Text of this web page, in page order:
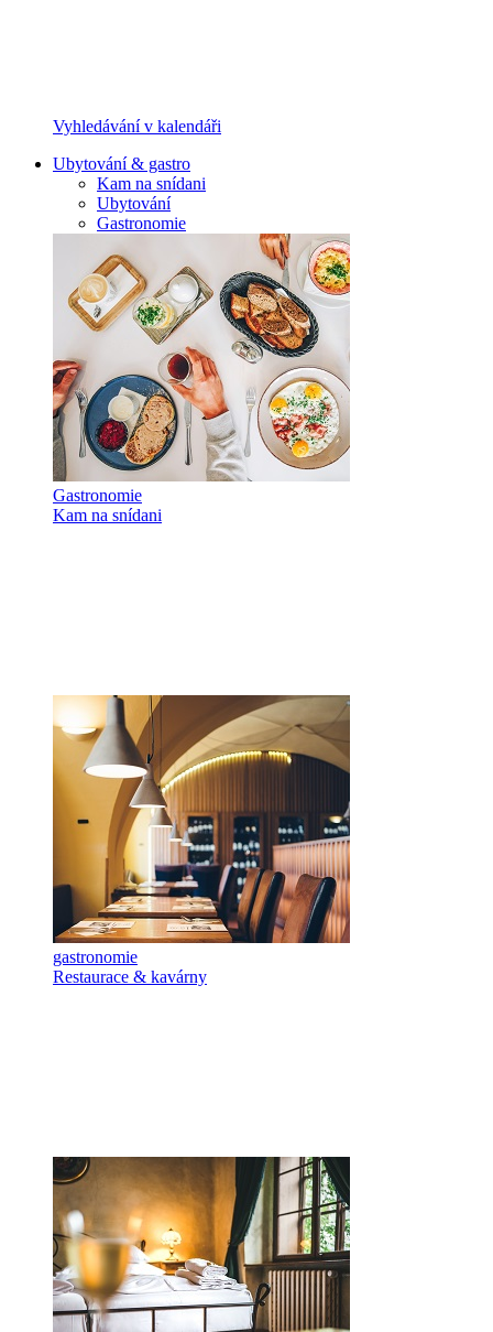
Vyhledávání v kalendáři
Ubytování & gastro
Kam na snídani
Ubytování
Gastronomie
Gastronomie
Kam na snídani
gastronomie
Restaurace & kavárny